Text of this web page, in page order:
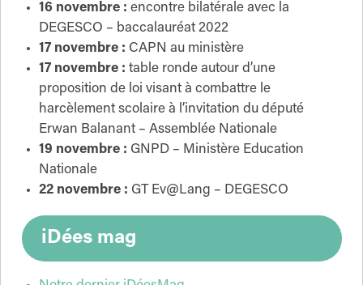
16 novembre : encontre bilatérale avec la
DEGESCO – baccalauréat 2022
17 novembre : CAPN au ministère
17 novembre : table ronde autour d’une
proposition de loi visant à combattre le
harcèlement scolaire à l’invitation du député
Erwan Balanant – Assemblée Nationale
19 novembre : GNPD – Ministère Education
Nationale
22 novembre : GT Ev@Lang – DEGESCO
iDées mag